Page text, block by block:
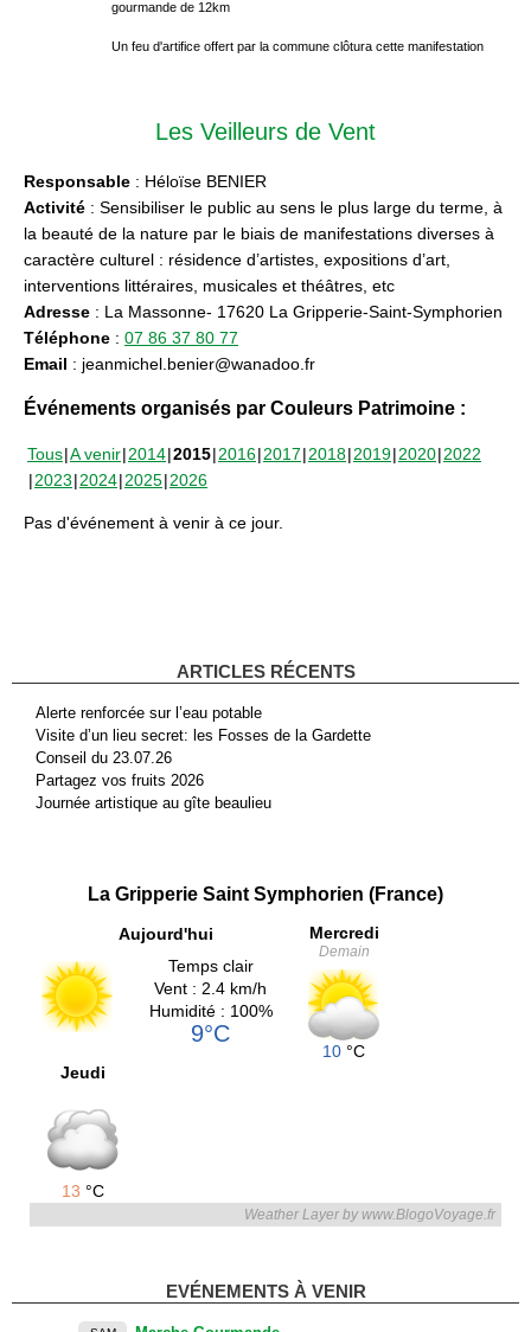
gourmande de 12km
Un feu d'artifice offert par la commune clôtura cette manifestation
Les Veilleurs de Vent
Responsable : Héloïse BENIER
Activité : Sensibiliser le public au sens le plus large du terme, à
la beauté de la nature par le biais de manifestations diverses à
caractère culturel : résidence d’artistes, expositions d’art,
interventions littéraires, musicales et théâtres, etc
Adresse : La Massonne- 17620 La Gripperie-Saint-Symphorien
Téléphone : 07 86 37 80 77
Email : jeanmichel.benier@wanadoo.fr
Événements organisés par Couleurs Patrimoine :
Tous A venir 2014 2015 2016 2017 2018 2019 2020 2022
2023 2024 2025 2026
Pas d'événement à venir à ce jour.
ARTICLES RÉCENTS
Alerte renforcée sur l’eau potable
Visite d’un lieu secret: les Fosses de la Gardette
Conseil du 23.07.26
Partagez vos fruits 2026
Journée artistique au gîte beaulieu
La Gripperie Saint Symphorien (France)
Aujourd'hui
Temps clair
Vent : 2.4 km/h
Humidité : 100%
9°C
Mercredi
Demain
10 °C
Jeudi
13 °C
Weather Layer by www.BlogoVoyage.fr
EVÉNEMENTS À VENIR